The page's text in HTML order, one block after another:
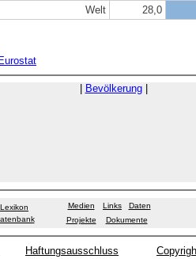
Welt
28,0
Eurostat
Bevölkerung|
Lexikon
Medien Links
Daten
Projekte
Dokumente
Haftungsausschluss